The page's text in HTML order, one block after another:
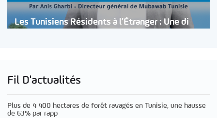
Les Tunisiens Résidents à l’Étranger : Une di
Fil D'actualités
Plus de 4 400 hectares de forêt ravagés en Tunisie, une hausse
de 63% par rapp